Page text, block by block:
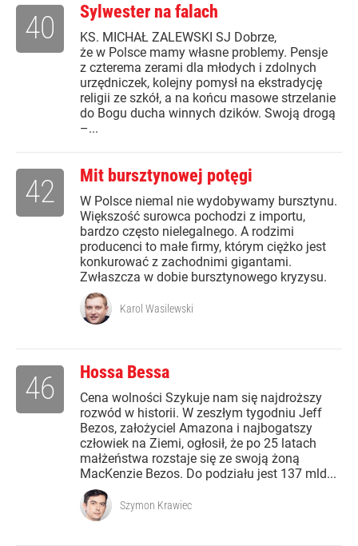
Sylwester na falach
KS. MICHAŁ ZALEWSKI SJ Dobrze,
że w Polsce mamy własne problemy. Pensje
z czterema zerami dla młodych i zdolnych
urzędniczek, kolejny pomysł na ekstradycję
religii ze szkół, a na końcu masowe strzelanie
do Bogu ducha winnych dzików. Swoją drogą
–...
40
Mit bursztynowej potęgi
W Polsce niemal nie wydobywamy bursztynu.
Większość surowca pochodzi z importu,
bardzo często nielegalnego. A rodzimi
producenci to małe firmy, którym ciężko jest
konkurować z zachodnimi gigantami.
Zwłaszcza w dobie bursztynowego kryzysu.
42
Karol Wasilewski
Hossa Bessa
Cena wolności Szykuje nam się najdroższy
rozwód w historii. W zeszłym tygodniu Jeff
Bezos, założyciel Amazona i najbogatszy
człowiek na Ziemi, ogłosił, że po 25 latach
małżeństwa rozstaje się ze swoją żoną
MacKenzie Bezos. Do podziału jest 137 mld...
46
Szymon Krawiec